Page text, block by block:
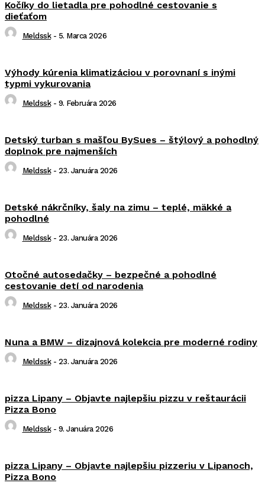
Kočíky do lietadla pre pohodlné cestovanie s
dieťaťom
Meldssk - 5. Marca 2026
Výhody kúrenia klimatizáciou v porovnaní s inými
typmi vykurovania
Meldssk - 9. Februára 2026
Detský turban s mašľou BySues – štýlový a pohodlný
doplnok pre najmenších
Meldssk - 23. Januára 2026
Detské nákrčníky, šaly na zimu – teplé, mäkké a
pohodlné
Meldssk - 23. Januára 2026
Otočné autosedačky – bezpečné a pohodlné
cestovanie detí od narodenia
Meldssk - 23. Januára 2026
Nuna a BMW – dizajnová kolekcia pre moderné rodiny
Meldssk - 23. Januára 2026
pizza Lipany – Objavte najlepšiu pizzu v reštaurácii
Pizza Bono
Meldssk - 9. Januára 2026
pizza Lipany – Objavte najlepšiu pizzeriu v Lipanoch,
Pizza Bono